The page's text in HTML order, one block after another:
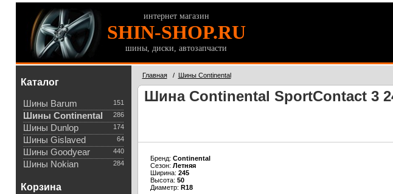
интернет магазин
SHIN-SHOP.RU
шины, диски, автозапчасти
Каталог
151
Шины Barum
286
Шины Continental
174
Шины Dunlop
64
Шины Gislaved
440
Шины Goodyear
284
Шины Nokian
Корзина
Главная/ Шины Continental
Шина Continental SportContact 3
Бренд: Continental
Сезон: Летняя
Ширина: 245
Высота: 50
Диаметр: R18